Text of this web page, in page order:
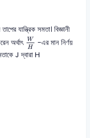
যান্ত্রিক সমতা। বিজ্ঞানী
অর্থাৎ
W
H
W
-এর মান নির্ণয়
J দ্বারা H